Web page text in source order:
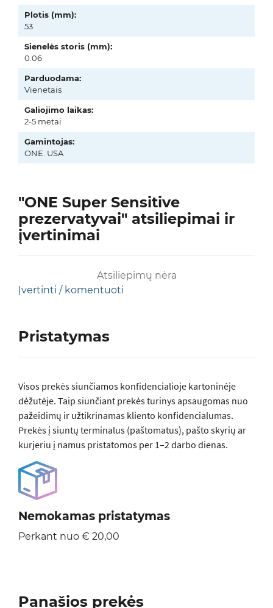
Plotis (mm):
53
Sienelės storis (mm):
0.06
Parduodama:
Vienetais
Galiojimo laikas:
2-5 metai
Gamintojas:
ONE. USA
"ONE Super Sensitive
prezervatyvai" atsiliepimai ir
įvertinimai
Atsiliepimų nėra
Įvertinti / komentuoti
Pristatymas
Visos prеkės siunčiamos konfidencialioje kartoninėje
dėžutėje. Taip siunčiant prekės turinys apsaugomas nuo
pažeidimų ir užtikrinamas kliento konfidencialumas.
Prekės į siuntų terminalus (paštomatus), pašto skyrių ar
kurjeriu į namus pristatomos per 1–2 darbo dienas.
Nemokamas pristatymas
Perkant nuo € 20,00
Panašios prekės